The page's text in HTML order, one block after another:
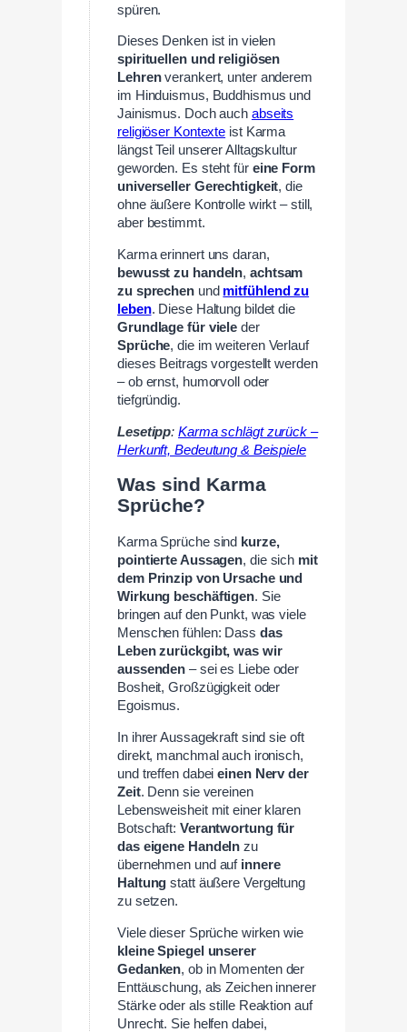
spüren.
Dieses Denken ist in vielen
spirituellen und religiösen
Lehrenverankert, unter anderem
im Hinduismus, Buddhismus und
Jainismus. Doch auch abseits
religiöser Kontexte ist Karma
längst Teil unserer Alltagskultur
geworden. Es steht für eine Form
universeller Gerechtigkeit, die
ohne äußere Kontrolle wirkt – still,
aber bestimmt.
Karma erinnert uns daran,
bewusst zu handeln,achtsam
zu sprechenund mitfühlend zu
leben. Diese Haltung bildet die
Grundlage für viele der
Sprüche, die im weiteren Verlauf
dieses Beitrags vorgestellt werden
– ob ernst, humorvoll oder
tiefgründig.
Lesetipp:Karma schlägt zurück –
Herkunft, Bedeutung & Beispiele
Was sind Karma
Sprüche?
Karma Sprüche sind kurze,
pointierte Aussagen, die sich mit
dem Prinzip von Ursache und
Wirkung beschäftigen. Sie
bringen auf den Punkt, was viele
Menschen fühlen: Dass das
Leben zurückgibt, was wir
aussenden – sei es Liebe oder
Bosheit, Großzügigkeit oder
Egoismus.
In ihrer Aussagekraft sind sie oft
direkt, manchmal auch ironisch,
und treffen dabeieinen Nerv der
Zeit. Denn sie vereinen
Lebensweisheit mit einer klaren
Botschaft: Verantwortung für
das eigene Handeln zu
übernehmen und auf innere
Haltung statt äußere Vergeltung
zu setzen.
Viele dieser Sprüche wirken wie
kleine Spiegel unserer
Gedanken, ob in Momenten der
Enttäuschung, als Zeichen innerer
Stärke oder als stille Reaktion auf
Unrecht. Sie helfen dabei,